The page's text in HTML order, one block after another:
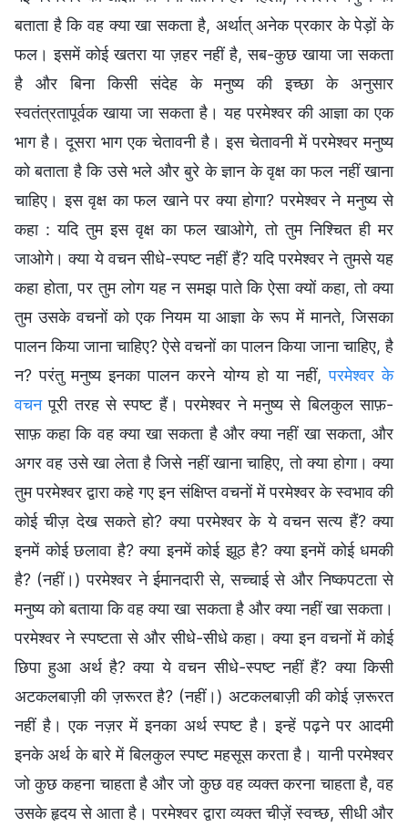
बताता है कि वह क्या खा सकता है, अर्थात् अनेक प्रकार के पेड़ों के
फल। इसमें कोई खतरा या ज़हर नहीं है, सब-कुछ खाया जा सकता
है और बिना किसी संदेह के मनुष्य की इच्छा के अनुसार
स्वतंत्रतापूर्वक खाया जा सकता है। यह परमेश्वर की आज्ञा का एक
भाग है। दूसरा भाग एक चेतावनी है। इस चेतावनी में परमेश्वर मनुष्य
को बताता है कि उसे भले और बुरे के ज्ञान के वृक्ष का फल नहीं खाना
चाहिए। इस वृक्ष का फल खाने पर क्या होगा? परमेश्वर ने मनुष्य से
कहा : यदि तुम इस वृक्ष का फल खाओगे, तो तुम निश्चित ही मर
जाओगे। क्या ये वचन सीधे-स्पष्ट नहीं हैं? यदि परमेश्वर ने तुमसे यह
कहा होता, पर तुम लोग यह न समझ पाते कि ऐसा क्यों कहा, तो क्या
तुम उसके वचनों को एक नियम या आज्ञा के रूप में मानते, जिसका
पालन किया जाना चाहिए? ऐसे वचनों का पालन किया जाना चाहिए, है
न? परंतु मनुष्य इनका पालन करने योग्य हो या नहीं,परमेश्वर के
वचनपूरी तरह से स्पष्ट हैं। परमेश्वर ने मनुष्य से बिलकुल साफ़-
साफ़ कहा कि वह क्या खा सकता है और क्या नहीं खा सकता, और
अगर वह उसे खा लेता है जिसे नहीं खाना चाहिए, तो क्या होगा। क्या
तुम परमेश्वर द्वारा कहे गए इन संक्षिप्त वचनों में परमेश्वर के स्वभाव की
कोई चीज़ देख सकते हो? क्या परमेश्वर के ये वचन सत्य हैं? क्या
इनमें कोई छलावा है? क्या इनमें कोई झूठ है? क्या इनमें कोई धमकी
है? (नहीं।) परमेश्वर ने ईमानदारी से, सच्चाई से और निष्कपटता से
मनुष्य को बताया कि वह क्या खा सकता है और क्या नहीं खा सकता।
परमेश्वर ने स्पष्टता से और सीधे-सीधे कहा। क्या इन वचनों में कोई
छिपा हुआ अर्थ है? क्या ये वचन सीधे-स्पष्ट नहीं हैं? क्या किसी
अटकलबाज़ी की ज़रूरत है? (नहीं।) अटकलबाज़ी की कोई ज़रूरत
नहीं है। एक नज़र में इनका अर्थ स्पष्ट है। इन्हें पढ़ने पर आदमी
इनके अर्थ के बारे में बिलकुल स्पष्ट महसूस करता है। यानी परमेश्वर
जो कुछ कहना चाहता है और जो कुछ वह व्यक्त करना चाहता है, वह
उसके हृदय से आता है। परमेश्वर द्वारा व्यक्त चीज़ें स्वच्छ, सीधी और